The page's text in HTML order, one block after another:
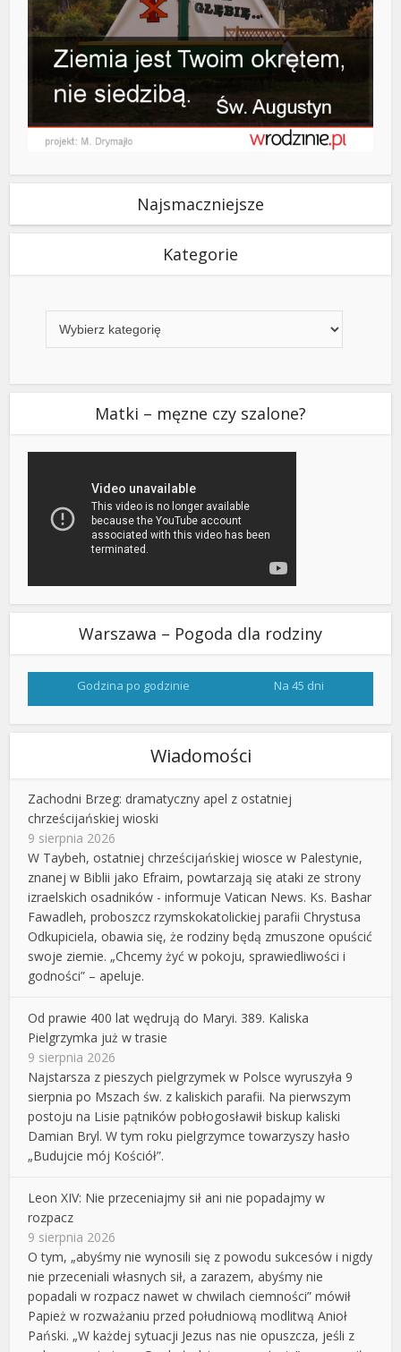
Najsmaczniejsze
Kategorie
Matki – męzne czy szalone?
Warszawa – Pogoda dla rodziny
Godzina po godzinie Na 45 dni
Wiadomości
Zachodni Brzeg: dramatyczny apel z ostatniej
chrześcijańskiej wioski
9 sierpnia 2026
W Taybeh, ostatniej chrześcijańskiej wiosce w Palestynie,
znanej w Biblii jako Efraim, powtarzają się ataki ze strony
izraelskich osadników - informuje Vatican News. Ks. Bashar
Fawadleh, proboszcz rzymskokatolickiej parafii Chrystusa
Odkupiciela, obawia się, że rodziny będą zmuszone opuścić
swoje ziemie. „Chcemy żyć w pokoju, sprawiedliwości i
godności” – apeluje.
Od prawie 400 lat wędrują do Maryi. 389. Kaliska
Pielgrzymka już w trasie
9 sierpnia 2026
Najstarsza z pieszych pielgrzymek w Polsce wyruszyła 9
sierpnia po Mszach św. z kaliskich parafii. Na pierwszym
postoju na Lisie pątników pobłogosławił biskup kaliski
Damian Bryl. W tym roku pielgrzymce towarzyszy hasło
„Budujcie mój Kościół”.
Leon XIV: Nie przeceniajmy sił ani nie popadajmy w
rozpacz
9 sierpnia 2026
O tym, „abyśmy nie wynosili się z powodu sukcesów i nigdy
nie przeceniali własnych sił, a zarazem, abyśmy nie
popadali w rozpacz nawet w chwilach ciemności” mówił
Papież w rozważaniu przed południową modlitwą Anioł
Pański. „W każdej sytuacji Jezus nas nie opuszcza, jeśli z